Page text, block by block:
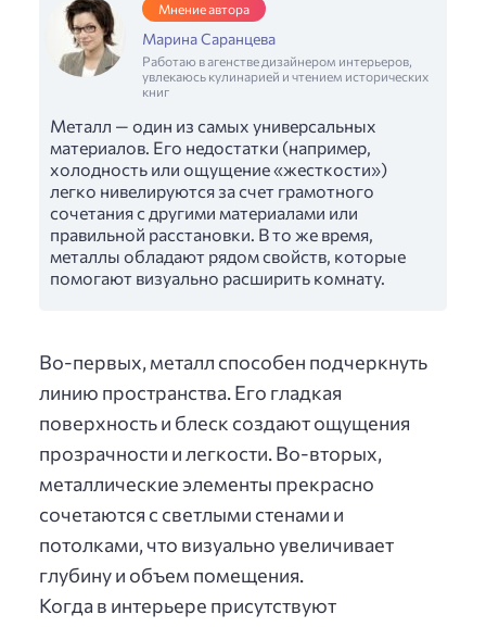
Мнение автора
Марина Саранцева
Работаю в агенстве дизайнером интерьеров,
увлекаюсь кулинарией и чтением исторических
книг
Металл — один из самых универсальных
материалов. Его недостатки (например,
холодность или ощущение «жесткости»)
легко нивелируются за счет грамотного
сочетания с другими материалами или
правильной расстановки. В то же время,
металлы обладают рядом свойств, которые
помогают визуально расширить комнату.
Во-первых, металл способен подчеркнуть
линию пространства. Его гладкая
поверхность и блеск создают ощущения
прозрачности и легкости. Во-вторых,
металлические элементы прекрасно
сочетаются с светлыми стенами и
потолками, что визуально увеличивает
глубину и объем помещения.
Когда в интерьере присутствуют